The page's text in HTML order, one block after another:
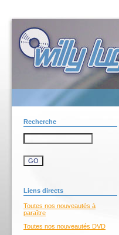
Recherche
Liens directs
Toutes nos nouveautés à
paraître
Toutes nos nouveautés DVD